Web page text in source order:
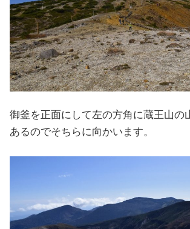
御釜を正面にして左の方角に蔵王山の
あるのでそちらに向かいます。